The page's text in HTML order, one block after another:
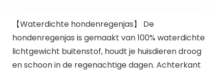
【Waterdichte hondenregenjas】 De
hondenregenjas is gemaakt van 100% waterdichte
lichtgewicht buitenstof, houdt je huisdieren droog
en schoon in de regenachtige dagen. Achterkant